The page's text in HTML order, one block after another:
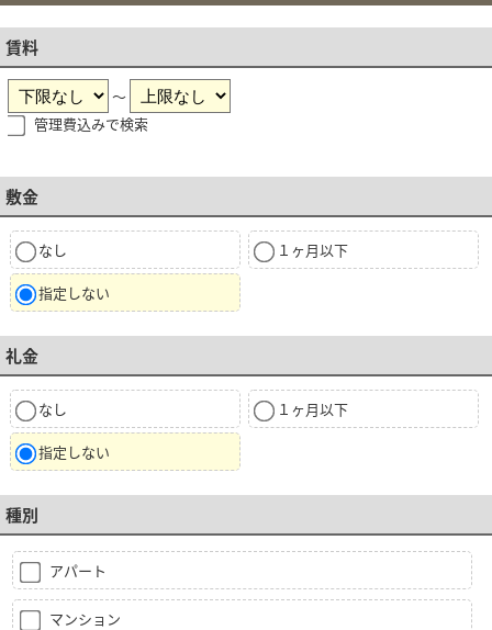
賃料
～
管理費込みで検索
敷金
なし １ヶ月以下
指定しない
礼金
なし １ヶ月以下
指定しない
種別
アパート
マンション